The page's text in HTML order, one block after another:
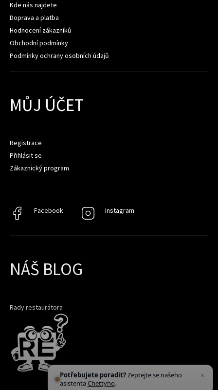
Kde nás najdete
Doprava a platba
Hodnocení zákazníků
Obchodní podmínky
Podmínky ochrany osobních údajů
MŮJ ÚČET
Registrace
Přihlásit se
Zákaznický program
Facebook
Facebook Instagram
Instagram
NÁŠ BLOG
Rady restaurátora
Potřebujete poradit?Zeptejte se našeho
asistentaChettyho.